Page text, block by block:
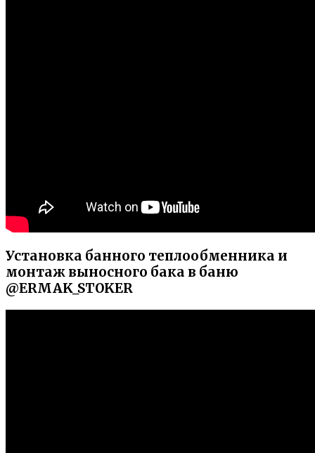
Установка банного теплообменника и
монтаж выносного бака в баню
@ERMAK_STOKER